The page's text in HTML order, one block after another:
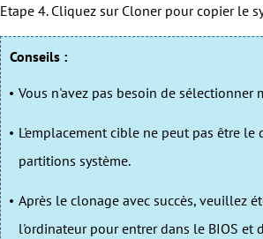
Etape 4. Cliquez sur Cloner pour copier le
Conseils :
Vous n'avez pas besoin de
L'emplacement cible ne peut pas être
partitions système.
Après le clonage avec succès, veuillez
l'ordinateur pour entrer dans le BIOS